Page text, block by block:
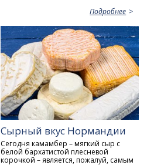
Подробнее
Сырный вкус Нормандии
Сегодня камамбер – мягкий сыр с
белой бархатистой плесневой
корочкой – является, пожалуй, самым